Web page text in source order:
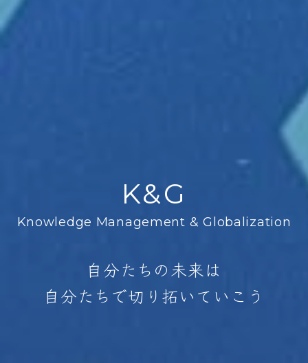
K&G
Knowledge Management & Globalization
自分たちの未来は
自分たちで切り拓いていこう